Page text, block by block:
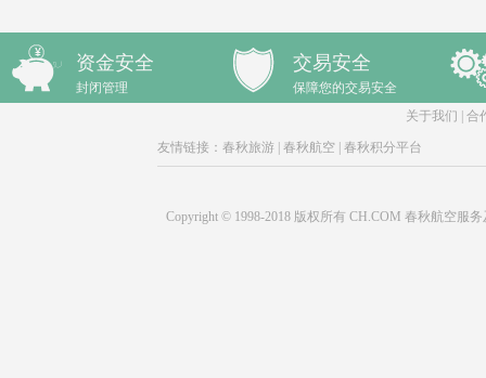
资金安全
封闭管理
交易安全
保障您的交易安全
关于我们
合
友情链接： 春秋旅游 春秋航空 春秋积分平台
Copyright © 1998-2018 版权所有 CH.COM 春秋航空服